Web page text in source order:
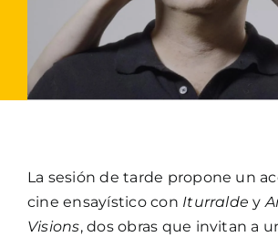
La sesión de tarde propone un
cine ensayístico con Iturralde y
Visions, dos obras que invitan a